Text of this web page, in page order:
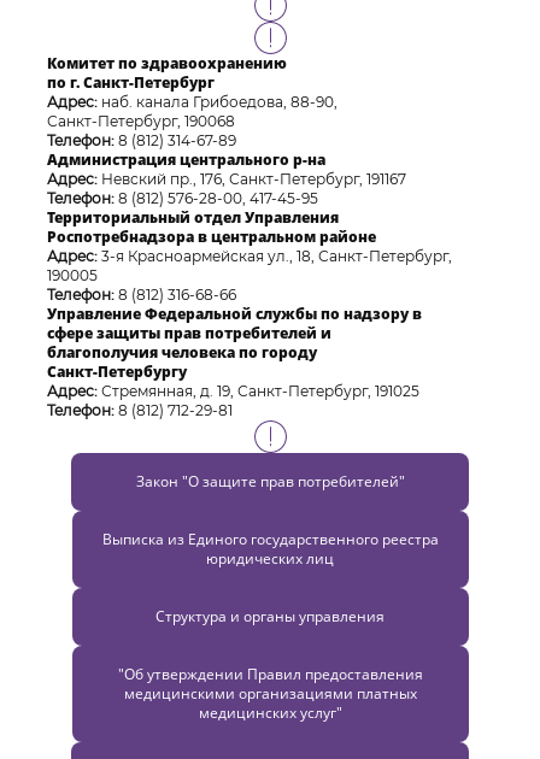
Комитет по здравоохранению
по г. Санкт-Петербург
Адрес: наб. канала Грибоедова, 88-90,
Санкт-Петербург, 190068
Телефон: 8 (812) 314-67-89
Администрация центрального р-на
Адрес: Невский пр., 176, Санкт-Петербург, 191167
Телефон: 8 (812) 576-28-00, 417-45-95
Территориальный отдел Управления
Роспотребнадзора в центральном районе
Адрес: 3-я Красноармейская ул., 18, Санкт-Петербург,
190005
Телефон: 8 (812) 316-68-66
Управление Федеральной службы по надзору в
сфере защиты прав потребителей и
благополучия человека по городу
Санкт-Петербургу
Адрес: Стремянная, д. 19, Санкт-Петербург, 191025
Телефон: 8 (812) 712-29-81
Закон "О защите прав потребителей"
Выписка из Единого государственного реестра
юридических лиц
Структура и органы управления
"Об утверждении Правил предоставления
медицинскими организациями платных
медицинских услуг"